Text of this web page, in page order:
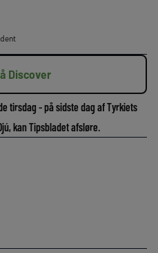
Discover
tirsdag - på sidste dag af Tyrkiets
kan Tipsbladet afsløre.